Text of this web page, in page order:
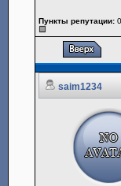
Пункты репутации: 0
saim1234